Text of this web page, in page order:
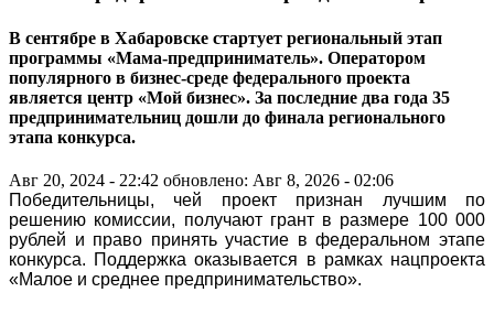
В сентябре в Хабаровске стартует региональный этап
программы «Мама-предприниматель». Оператором
популярного в бизнес-среде федерального проекта
является центр «Мой бизнес». За последние два года 35
предпринимательниц дошли до финала регионального
этапа конкурса.
Авг 20, 2024 - 22:42 обновлено: Авг 8, 2026 - 02:06
Победительницы, чей проект признан лучшим по
решению комиссии, получают грант в размере 100 000
рублей и право принять участие в федеральном этапе
конкурса. Поддержка оказывается в рамках нацпроекта
«Малое и среднее предпринимательство».